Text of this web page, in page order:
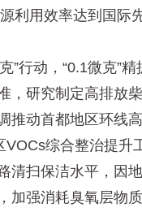
利用效率达到国际
动，“0.1微克”
，研究制定高排放
推动首都地区环线
综合整治提
清扫保洁水平，因
加强消耗臭氧层物